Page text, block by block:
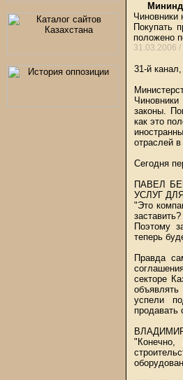
Чиновники
Покупать
положено
31.03.2006 /
31-й
законы.
как это
отраслей
Сегодня
ПАВЕЛ
УСЛУГ
"Это
Поэтому
теперь
Правда
секторе
успели
продавать